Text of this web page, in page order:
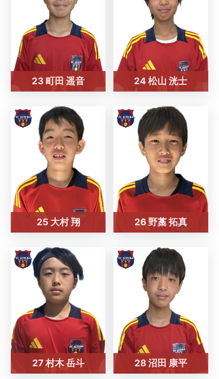
23 町田 遥音 24 松山 洸士
25 大村 翔 26 野藁 拓真
27 村木 岳斗 28 沼田 康平